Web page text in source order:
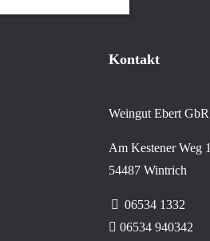
Kontakt
Weingut Ebert GbR
Am Kestener Weg 1
54487 Wintrich
06534 1332
06534 940342